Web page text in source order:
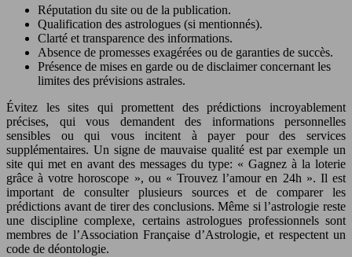
Réputation du site ou de la publication.
Qualification des astrologues (si mentionnés).
Clarté et transparence des informations.
Absence de promesses exagérées ou de garanties de succès.
Présence de mises en garde ou de disclaimer concernant les
limites des prévisions astrales.
Évitez les sites qui promettent des prédictions incroyablement
précises, qui vous demandent des informations personnelles
sensibles ou qui vous incitent à payer pour des services
supplémentaires. Un signe de mauvaise qualité est par exemple un
site qui met en avant des messages du type: « Gagnez à la loterie
grâce à votre horoscope », ou « Trouvez l’amour en 24h ». Il est
important de consulter plusieurs sources et de comparer les
prédictions avant de tirer des conclusions. Même si l’astrologie reste
une discipline complexe, certains astrologues professionnels sont
membres de l’Association Française d’Astrologie, et respectent un
code de déontologie.